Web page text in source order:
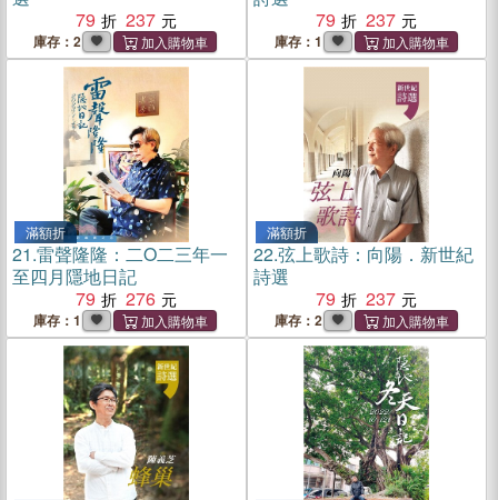
79
237
庫存：2
79
237
庫存：1
滿額折
21.雷聲隆隆：二O二三年一
至四月隱地日記
79
276
庫存：1
滿額折
22.弦上歌詩：向陽．新世紀
詩選
79
237
庫存：2